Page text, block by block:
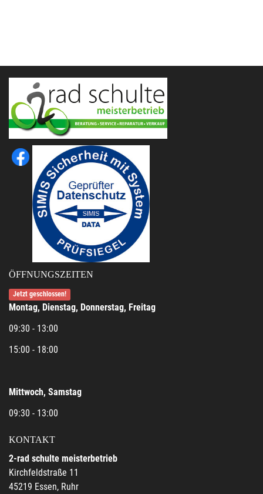
ÖFFNUNGSZEITEN
Jetzt geschlossen!
Montag, Dienstag, Donnerstag, Freitag
09:30 - 13:00
15:00 - 18:00
Mittwoch, Samstag
09:30 - 13:00
KONTAKT
2-rad schulte meisterbetrieb
Kirchfeldstraße 11
45219 Essen, Ruhr